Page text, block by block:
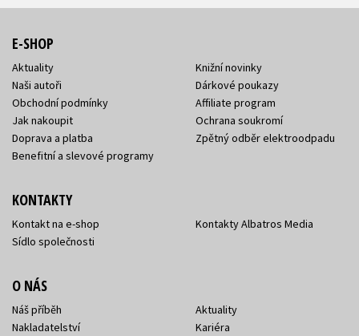
E-SHOP
Aktuality
Naši autoři
Obchodní podmínky
Jak nakoupit
Doprava a platba
Benefitní a slevové programy
Knižní novinky
Dárkové poukazy
Affiliate program
Ochrana soukromí
Zpětný odběr elektroodpadu
KONTAKTY
Kontakt na e-shop
Sídlo společnosti
Kontakty Albatros Media
O NÁS
Náš příběh
Nakladatelství
Aktuality
Kariéra